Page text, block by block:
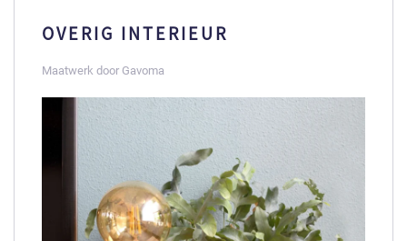
OVERIG INTERIEUR
Maatwerk door Gavoma